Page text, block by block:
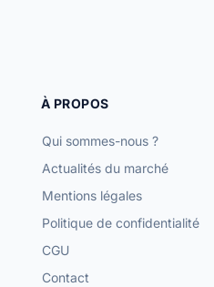
À PROPOS
Qui sommes-nous ?
Actualités du marché
Mentions légales
Politique de confidentialité
CGU
Contact